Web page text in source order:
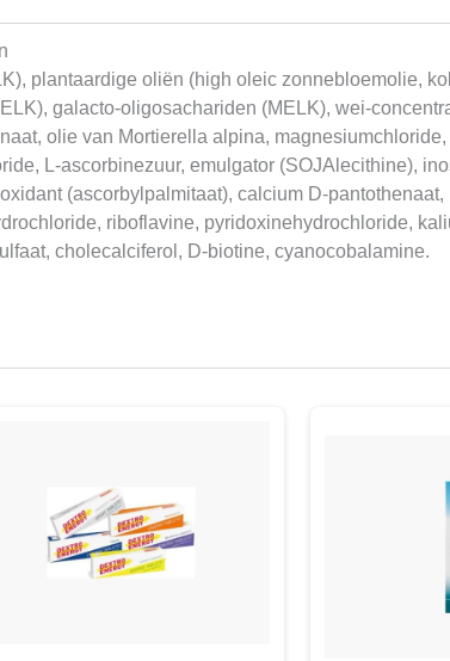
plantaardige oliën (high oleic zonnebloemolie,
galacto-oligosachariden (MELK), wei-
olie van Mortierella alpina,
L-ascorbinezuur, emulgator (SOJAlecithine),
(ascorbylpalmitaat), calcium D-
riboflavine, pyridoxinehydrochloride,
cholecalciferol, D-biotine, cyanocobalamine.